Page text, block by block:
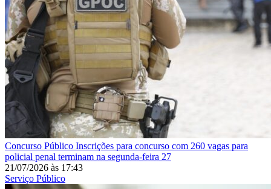
Concurso Público Inscrições para concurso com 260 vagas para
policial penal terminam na segunda-feira 27
21/07/2026 às 17:43
Serviço Público